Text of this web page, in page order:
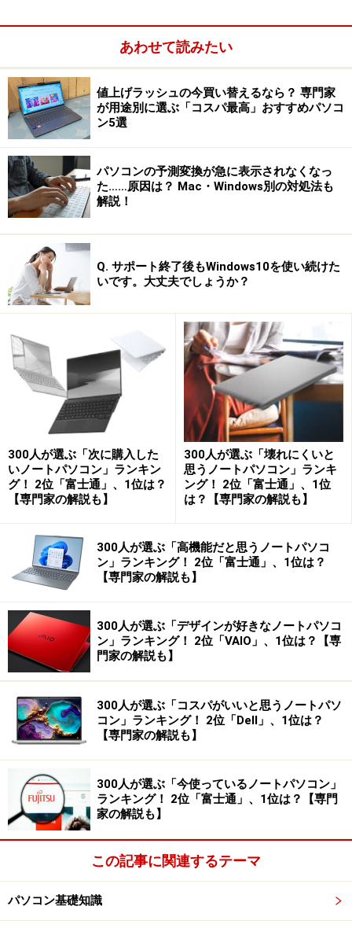
※記事内容は執筆時点のものです。最新の内容をご確認くださ
1/6 次のページへ
あわせて読みたい
値上げラッシュの今買い替えるなら？ 専門家
が用途別に選ぶ「コスパ最高」おすすめパソコ
ン5選
パソコンの予測変換が急に表示されなくなっ
た……原因は？ Mac・Windows別の対処法も
解説！
Q. サポート終了後もWindows10を使い続けた
いです。大丈夫でしょうか？
300人が選ぶ「次に購入した
いノートパソコン」ランキン
グ！ 2位「富士通」、1位は？
【専門家の解説も】
300人が選ぶ「壊れにくいと
思うノートパソコン」ランキ
ング！ 2位「富士通」、1位
は？【専門家の解説も】
300人が選ぶ「高機能だと思うノートパソコ
ン」ランキング！ 2位「富士通」、1位は？
【専門家の解説も】
300人が選ぶ「デザインが好きなノートパソコ
ン」ランキング！ 2位「VAIO」、1位は？【専
門家の解説も】
300人が選ぶ「コスパがいいと思うノートパソ
コン」ランキング！ 2位「Dell」、1位は？
【専門家の解説も】
300人が選ぶ「今使っているノートパソコン」
ランキング！ 2位「富士通」、1位は？【専門
家の解説も】
この記事に関連するテーマ
パソコン基礎知識